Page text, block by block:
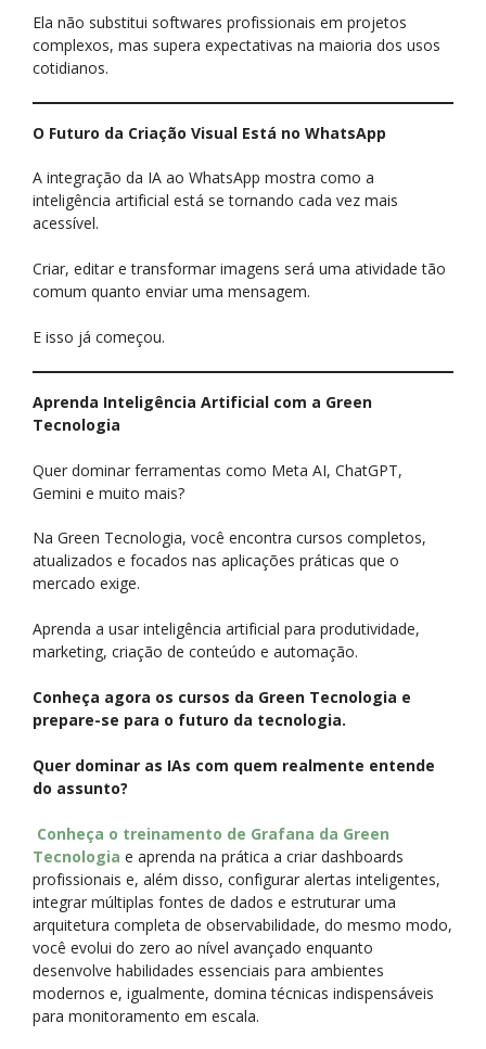
Ela não substitui softwares profissionais em projetos
complexos, mas supera expectativas na maioria dos usos
cotidianos.
O Futuro da Criação Visual Está no WhatsApp
A integração da IA ao WhatsApp mostra como a
inteligência artificial está se tornando cada vez mais
acessível.
Criar, editar e transformar imagens será uma atividade tão
comum quanto enviar uma mensagem.
E isso já começou.
Aprenda Inteligência Artificial com a Green
Tecnologia
Quer dominar ferramentas como Meta AI, ChatGPT,
Gemini e muito mais?
Na Green Tecnologia, você encontra cursos completos,
atualizados e focados nas aplicações práticas que o
mercado exige.
Aprenda a usar inteligência artificial para produtividade,
marketing, criação de conteúdo e automação.
Conheça agora os cursos da Green Tecnologia e
prepare-se para o futuro da tecnologia.
Quer dominar as IAs com quem realmente entende
do assunto?
Conheça o treinamento de Grafana da Green
Tecnologia e aprenda na prática a criar dashboards
profissionais e, além disso, configurar alertas inteligentes,
integrar múltiplas fontes de dados e estruturar uma
arquitetura completa de observabilidade, do mesmo modo,
você evolui do zero ao nível avançado enquanto
desenvolve habilidades essenciais para ambientes
modernos e, igualmente, domina técnicas indispensáveis
para monitoramento em escala.